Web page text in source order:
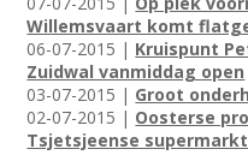
Willemsvaart komt
06-07-2015 | Kruispunt
Zuidwal vanmiddag open
03-07-2015 | Groot
02-07-2015 | Oosterse
Tsjetsjeense supermarkt